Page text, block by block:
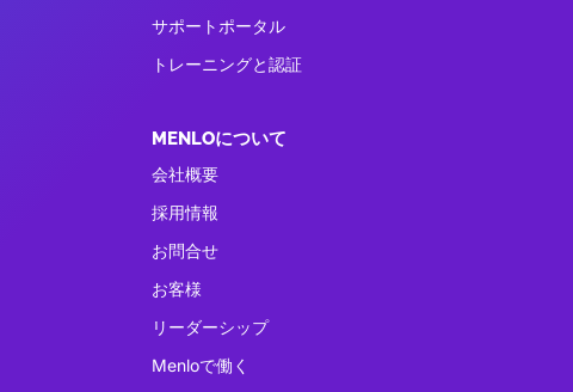
サポートポータル
トレーニングと認証
MENLOについて
会社概要
採用情報
お問合せ
お客様
リーダーシップ
Menloで働く